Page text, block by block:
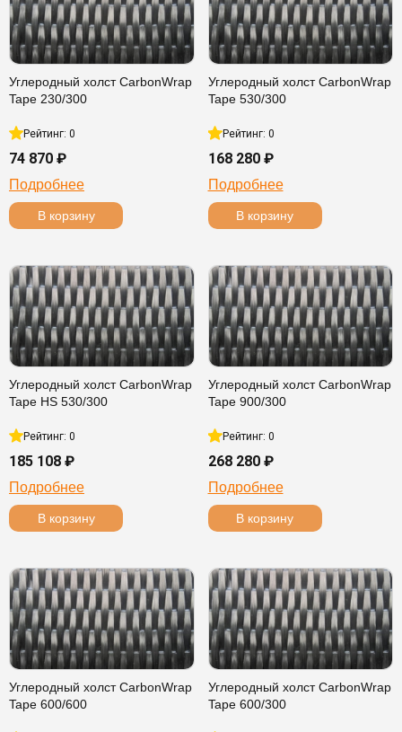
Углеродный холст CarbonWrap
Tape 230/300
Рейтинг: 0
74 870 ₽
Подробнее
В корзину
Углеродный холст CarbonWrap
Tape 530/300
Рейтинг: 0
168 280 ₽
Подробнее
В корзину
Углеродный холст CarbonWrap
Tape HS 530/300
Рейтинг: 0
185 108 ₽
Подробнее
В корзину
Углеродный холст CarbonWrap
Tape 900/300
Рейтинг: 0
268 280 ₽
Подробнее
В корзину
Углеродный холст CarbonWrap
Tape 600/600
Углеродный холст CarbonWrap
Tape 600/300